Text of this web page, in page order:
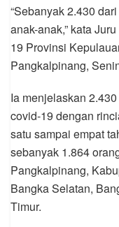
“Sebanyak 2.430
anak-anak,” kata
19 Provinsi
Pangkalpinang,
Ia menjelaskan
covid-19 dengan
satu sampai empat
sebanyak 1.864
Pangkalpinang,
Bangka Selatan,
Timur.